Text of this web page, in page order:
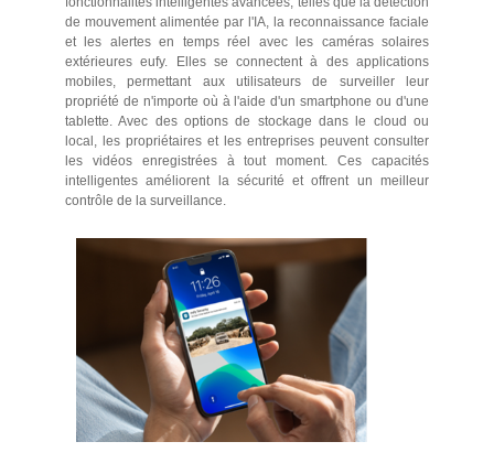
de mouvement alimentée par l'IA, la reconnaissance faciale
et les alertes en temps réel avec les caméras solaires
extérieures eufy. Elles se connectent à des applications
mobiles, permettant aux utilisateurs de surveiller leur
propriété de n'importe où à l'aide d'un smartphone ou d'une
tablette. Avec des options de stockage dans le cloud ou
local, les propriétaires et les entreprises peuvent consulter
les vidéos enregistrées à tout moment. Ces capacités
intelligentes améliorent la sécurité et offrent un meilleur
contrôle de la surveillance.